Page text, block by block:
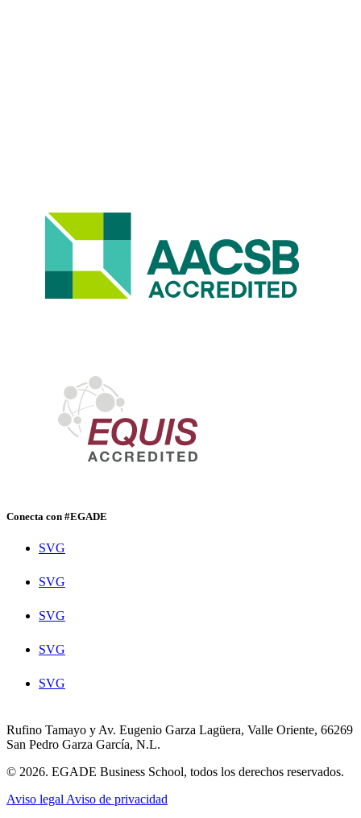
Conecta con #EGADE
SVG
SVG
SVG
SVG
SVG
Rufino Tamayo y Av. Eugenio Garza Lagüera, Valle Oriente, 66269
San Pedro Garza García, N.L.
© 2026. EGADE Business School, todos los derechos reservados.
Aviso legal Aviso de privacidad